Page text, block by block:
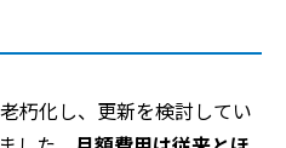
朽化し、更新を検討してい